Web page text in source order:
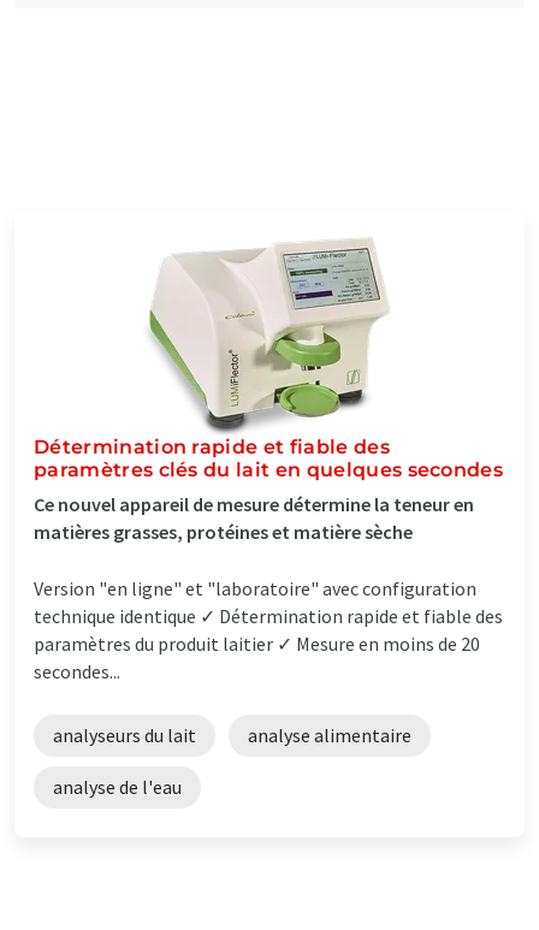
Détermination rapide et fiable des
paramètres clés du lait en quelques secondes
Ce nouvel appareil de mesure détermine la teneur en
matières grasses, protéines et matière sèche
Version "en ligne" et "laboratoire" avec configuration
technique identique ✓ Détermination rapide et fiable des
paramètres du produit laitier ✓ Mesure en moins de 20
secondes...
analyseurs du lait analyse alimentaire
analyse de l'eau